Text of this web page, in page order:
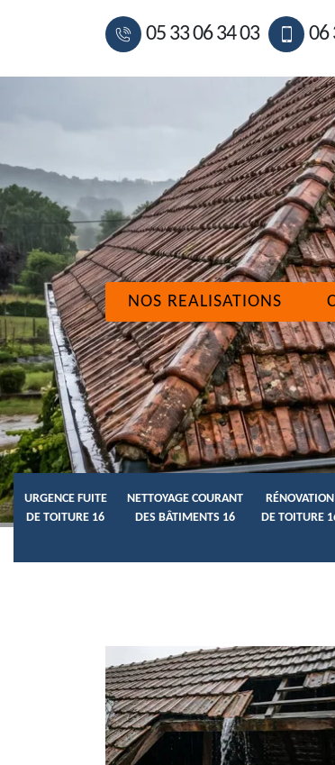
05 33 06 34 03 06
NOS REALISATIONS
URGENCE FUITE
DE TOITURE 16
NETTOYAGE COURANT
DES BÂTIMENTS 16
RÉNOVATION
DE TOITURE